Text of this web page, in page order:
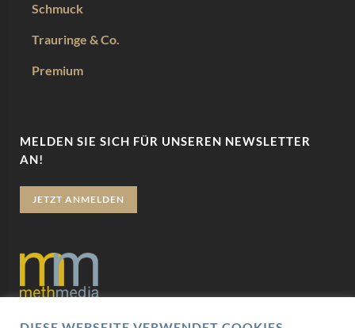
Schmuck
Trauringe & Co.
Premium
MELDEN SIE SICH FÜR UNSEREN NEWSLETTER
AN!
JETZT ANMELDEN